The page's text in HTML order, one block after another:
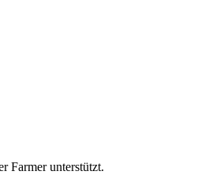
Farmer unterstützt.